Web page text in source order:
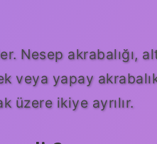
Nesep akrabalığı,
veya yapay
üzere ikiye ayrılır.